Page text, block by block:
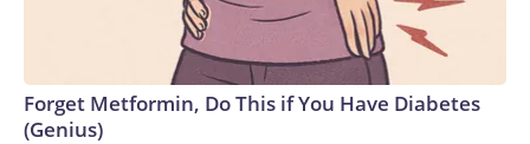
Forget Metformin, Do This if You Have Diabetes
(Genius)